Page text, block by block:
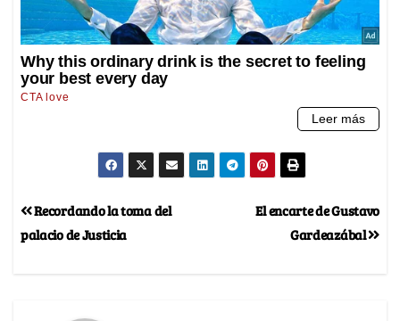
El encarte de Gustavo
Gardeazábal
Recordando la toma del
palacio de Justicia